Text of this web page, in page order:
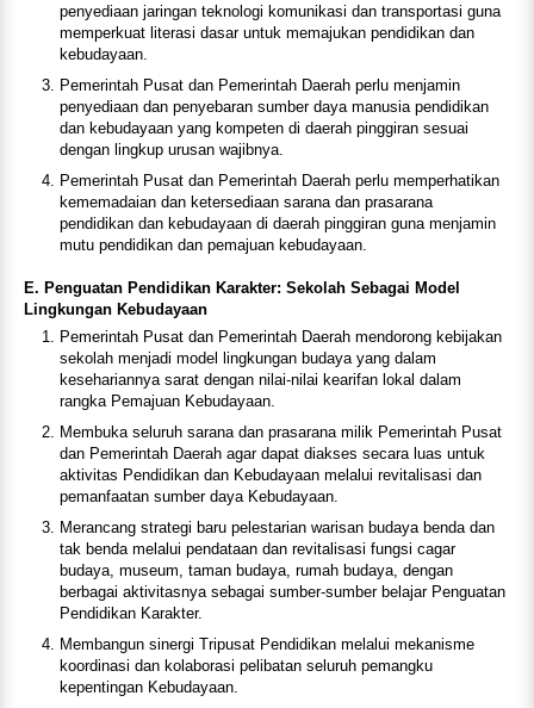
penyediaan jaringan teknologi komunikasi dan transportasi guna
memperkuat literasi dasar untuk memajukan pendidikan dan
kebudayaan.
Pemerintah Pusat dan Pemerintah Daerah perlu menjamin
penyediaan dan penyebaran sumber daya manusia pendidikan
dan kebudayaan yang kompeten di daerah pinggiran sesuai
dengan lingkup urusan wajibnya.
Pemerintah Pusat dan Pemerintah Daerah perlu memperhatikan
kememadaian dan ketersediaan sarana dan prasarana
pendidikan dan kebudayaan di daerah pinggiran guna menjamin
mutu pendidikan dan pemajuan kebudayaan.
E. Penguatan Pendidikan Karakter: Sekolah Sebagai Model
Lingkungan Kebudayaan
Pemerintah Pusat dan Pemerintah Daerah mendorong kebijakan
sekolah menjadi model lingkungan budaya yang dalam
kesehariannya sarat dengan nilai-nilai kearifan lokal dalam
rangka Pemajuan Kebudayaan.
Membuka seluruh sarana dan prasarana milik Pemerintah Pusat
dan Pemerintah Daerah agar dapat diakses secara luas untuk
aktivitas Pendidikan dan Kebudayaan melalui revitalisasi dan
pemanfaatan sumber daya Kebudayaan.
Merancang strategi baru pelestarian warisan budaya benda dan
tak benda melalui pendataan dan revitalisasi fungsi cagar
budaya, museum, taman budaya, rumah budaya, dengan
berbagai aktivitasnya sebagai sumber-sumber belajar Penguatan
Pendidikan Karakter.
Membangun sinergi Tripusat Pendidikan melalui mekanisme
koordinasi dan kolaborasi pelibatan seluruh pemangku
kepentingan Kebudayaan.